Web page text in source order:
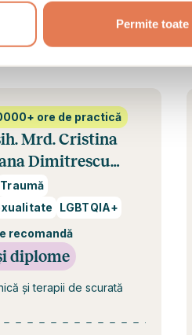
Permite toate
călătoria spre mai bine.
ore de practică
Dimitrescu
LGBTQIA+
terapii de scurată